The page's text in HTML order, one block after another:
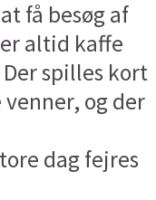
få besøg af
altid kaffe
spilles kort
og der
dag fejres